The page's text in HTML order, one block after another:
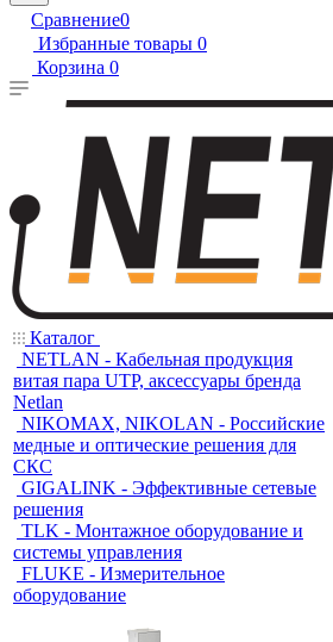
Сравнение0
Избранные товары 0
Корзина 0
Каталог
NETLAN - Кабельная продукция
витая пара UTP, аксессуары бренда
Netlan
NIKOMAX, NIKOLAN - Российские
медные и оптические решения для
СКС
GIGALINK - Эффективные сетевые
решения
TLK - Монтажное оборудование и
системы управления
FLUKE - Измерительное
оборудование